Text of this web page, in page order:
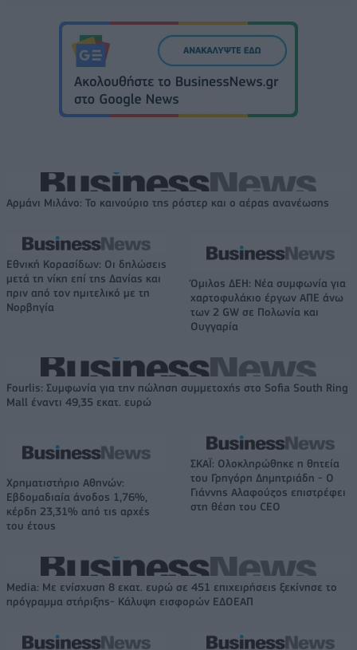
Αρμάνι Μιλάνο: Το καινούριο της ρόστερ και ο αέρας ανανέωσης
Εθνική Κορασίδων: Οι δηλώσεις
μετά τη νίκη επί της Δανίας και
πριν από τον ημιτελικό με τη
Νορβηγία
Όμιλος ΔΕΗ: Νέα συμφωνία για
χαρτοφυλάκιο έργων ΑΠΕ άνω
των 2 GW σε Πολωνία και
Ουγγαρία
Fourlis: Συμφωνία για την πώληση συμμετοχής στο Sofia South Ring
Mall έναντι 49,35 εκατ. ευρώ
Χρηματιστήριο Αθηνών:
Εβδομαδιαία άνοδος 1,76%,
κέρδη 23,31% από τις αρχές
του έτους
ΣΚΑΪ: Ολοκληρώθηκε η θητεία
του Γρηγόρη Δημητριάδη - Ο
Γιάννης Αλαφούζος επιστρέφει
στη θέση του CEO
Media: Με ενίσχυση 8 εκατ. ευρώ σε 451 επιχειρήσεις ξεκίνησε το
πρόγραμμα στήριξης- Κάλυψη εισφορών ΕΔΟΕΑΠ